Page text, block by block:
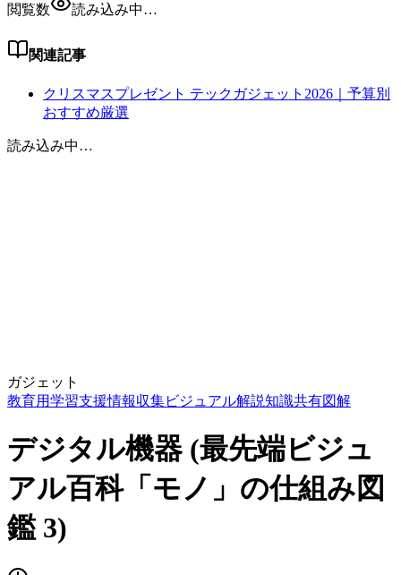
閲覧数
読み込み中…
関連記事
クリスマスプレゼント テックガジェット2026｜予算別
おすすめ厳選
読み込み中…
ガジェット
教育用学習支援情報収集ビジュアル解説知識共有図解
デジタル機器 (最先端ビジュ
アル百科「モノ」の仕組み図
鑑 3)